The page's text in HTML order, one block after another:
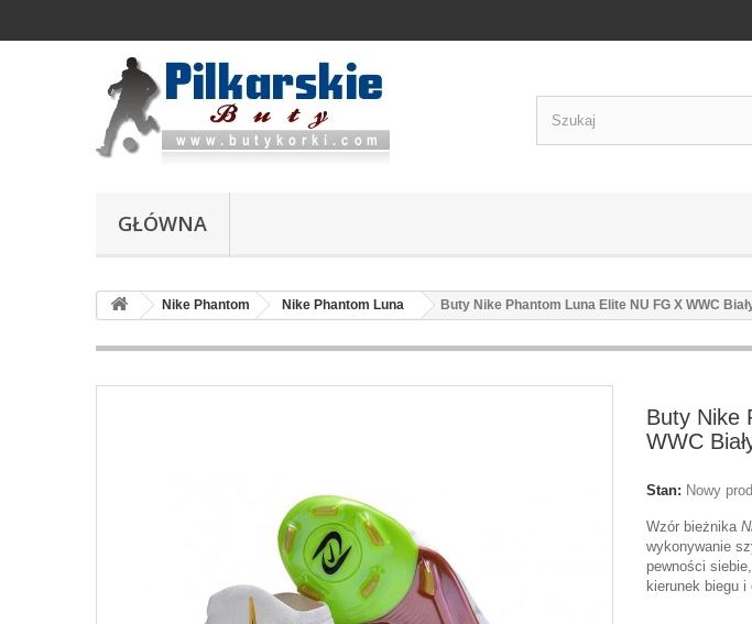
GŁÓWNA
Nike Phantom Nike Phantom Luna Buty Nike Phantom Luna Elite NU FG X WWC
Buty Nike
WWC
Stan: Nowy
Wzór bieżnika
wykonywanie
pewności
kierunek biegu